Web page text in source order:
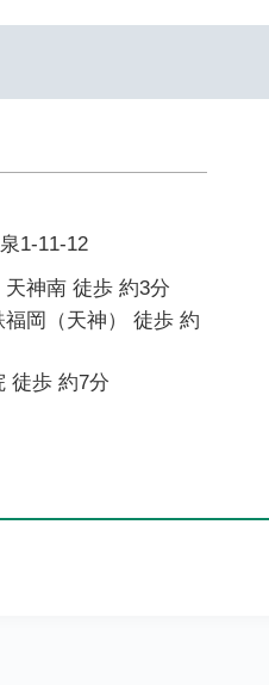
1-11-12
神南 徒歩 約3分
岡（天神） 徒歩 約
徒歩 約7分